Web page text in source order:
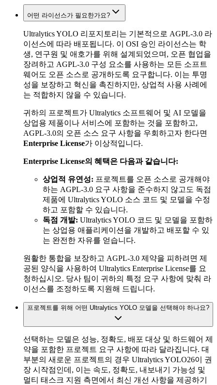
어떤 라이선스가 필요한가요?
Ultralytics YOLO 리포지토리는 기본적으로 AGPL-3.0 라
이선스에 따라 배포됩니다. 이 OSI 승인 라이선스는 학
생, 연구원 및 애호가를 위해 설계되었으며, 오픈 협업을
장려하고 AGPL-3.0 구성 요소를 사용하는 모든 소프트
웨어도 오픈 소스로 공개하도록 요구합니다. 이는 투명
성을 보장하고 혁신을 촉진하지만, 상업적 사용 사례에
는 적합하지 않을 수 있습니다.
귀하의 프로젝트가 Ultralytics 소프트웨어 및 AI 모델을
상업용 제품이나 서비스에 포함하는 것을 포함하고,
AGPL-3.0의 오픈 소스 요구 사항을 우회하고자 한다면
Enterprise License가 이상적입니다.
Enterprise License의 혜택은 다음과 같습니다:
상업적 유연성: 프로젝트를 오픈 소스로 공개해야
하는 AGPL-3.0 요구 사항을 준수하지 않고도 독점
제품에 Ultralytics YOLO 소스 코드 및 모델을 수정
하고 포함할 수 있습니다.
독점 개발: Ultralytics YOLO 코드 및 모델을 포함하
는 상업용 애플리케이션을 개발하고 배포할 수 있
는 완전한 자유를 얻습니다.
원활한 통합을 보장하고 AGPL-3.0 제약을 피하려면 제
공된 양식을 사용하여 Ultralytics Enterprise License를 요
청하십시오. 당사 팀이 귀하의 특정 요구 사항에 맞춰 라
이선스를 조정하도록 지원해 드립니다.
프로젝트를 위해 어떤 Ultralytics YOLO 모델을 선택해야 하나요?
선택하는 모델은 성능, 정확도, 배포 대상 및 하드웨어 제
약을 포함한 프로젝트 요구 사항에 따라 달라집니다. 대
부분의 새로운 프로젝트의 경우 Ultralytics YOLO26이 권
장 시작점인데, 이는 속도, 정확도, 내보내기 가능성 및
멀티 태스크 지원 측면에서 최신 개선 사항을 제공하기